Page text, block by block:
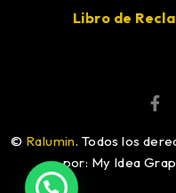
Libro de
© Ralumin. Todos los
por: My Idea